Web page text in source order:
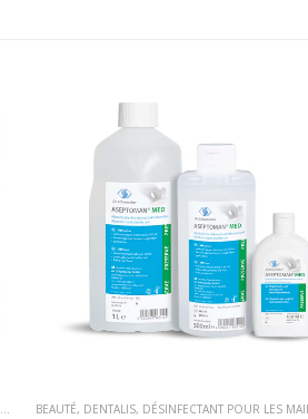
CONSOMMABLES,DRAPS HOUSSES SERVIETTES ,
BEAUTÉ, DENTALIS, DÉSINFECTANT POUR LES